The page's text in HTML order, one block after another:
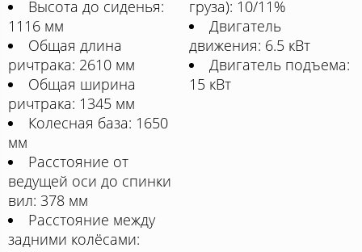
Высота до сиденья:
1116 мм
Общая длина
ричтрака: 2610 мм
Общая ширина
ричтрака: 1345 мм
Колесная база: 1650
мм
Расстояние от
ведущей оси до спинки
вил: 378 мм
Расстояние между
задними колёсами:
груза): 10/11%
Двигатель
движения: 6.5 кВт
Двигатель подъема:
15 кВт